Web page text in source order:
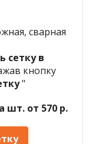
сварная
сетку в
кнопку
"
шт. от 570 р.